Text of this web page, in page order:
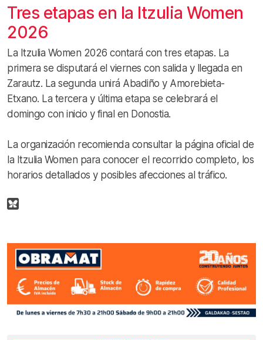
Tres etapas en la Itzulia Women
2026
La Itzulia Women 2026 contará con tres etapas. La
primera se disputará el viernes con salida y llegada en
Zarautz. La segunda unirá Abadiño y Amorebieta-
Etxano. La tercera y última etapa se celebrará el
domingo con inicio y final en Donostia.
La organización recomienda consultar la página oficial de
la Itzulia Women para conocer el recorrido completo, los
horarios detallados y posibles afecciones al tráfico.